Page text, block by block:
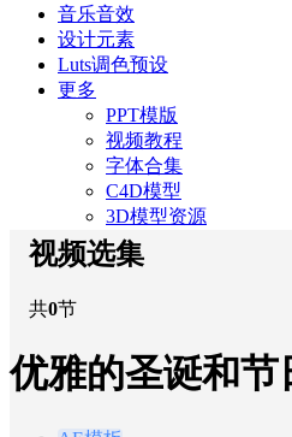
音乐音效
设计元素
Luts调色预设
更多
PPT模版
视频教程
字体合集
C4D模型
3D模型资源
视频选集
共0节
优雅的圣诞和